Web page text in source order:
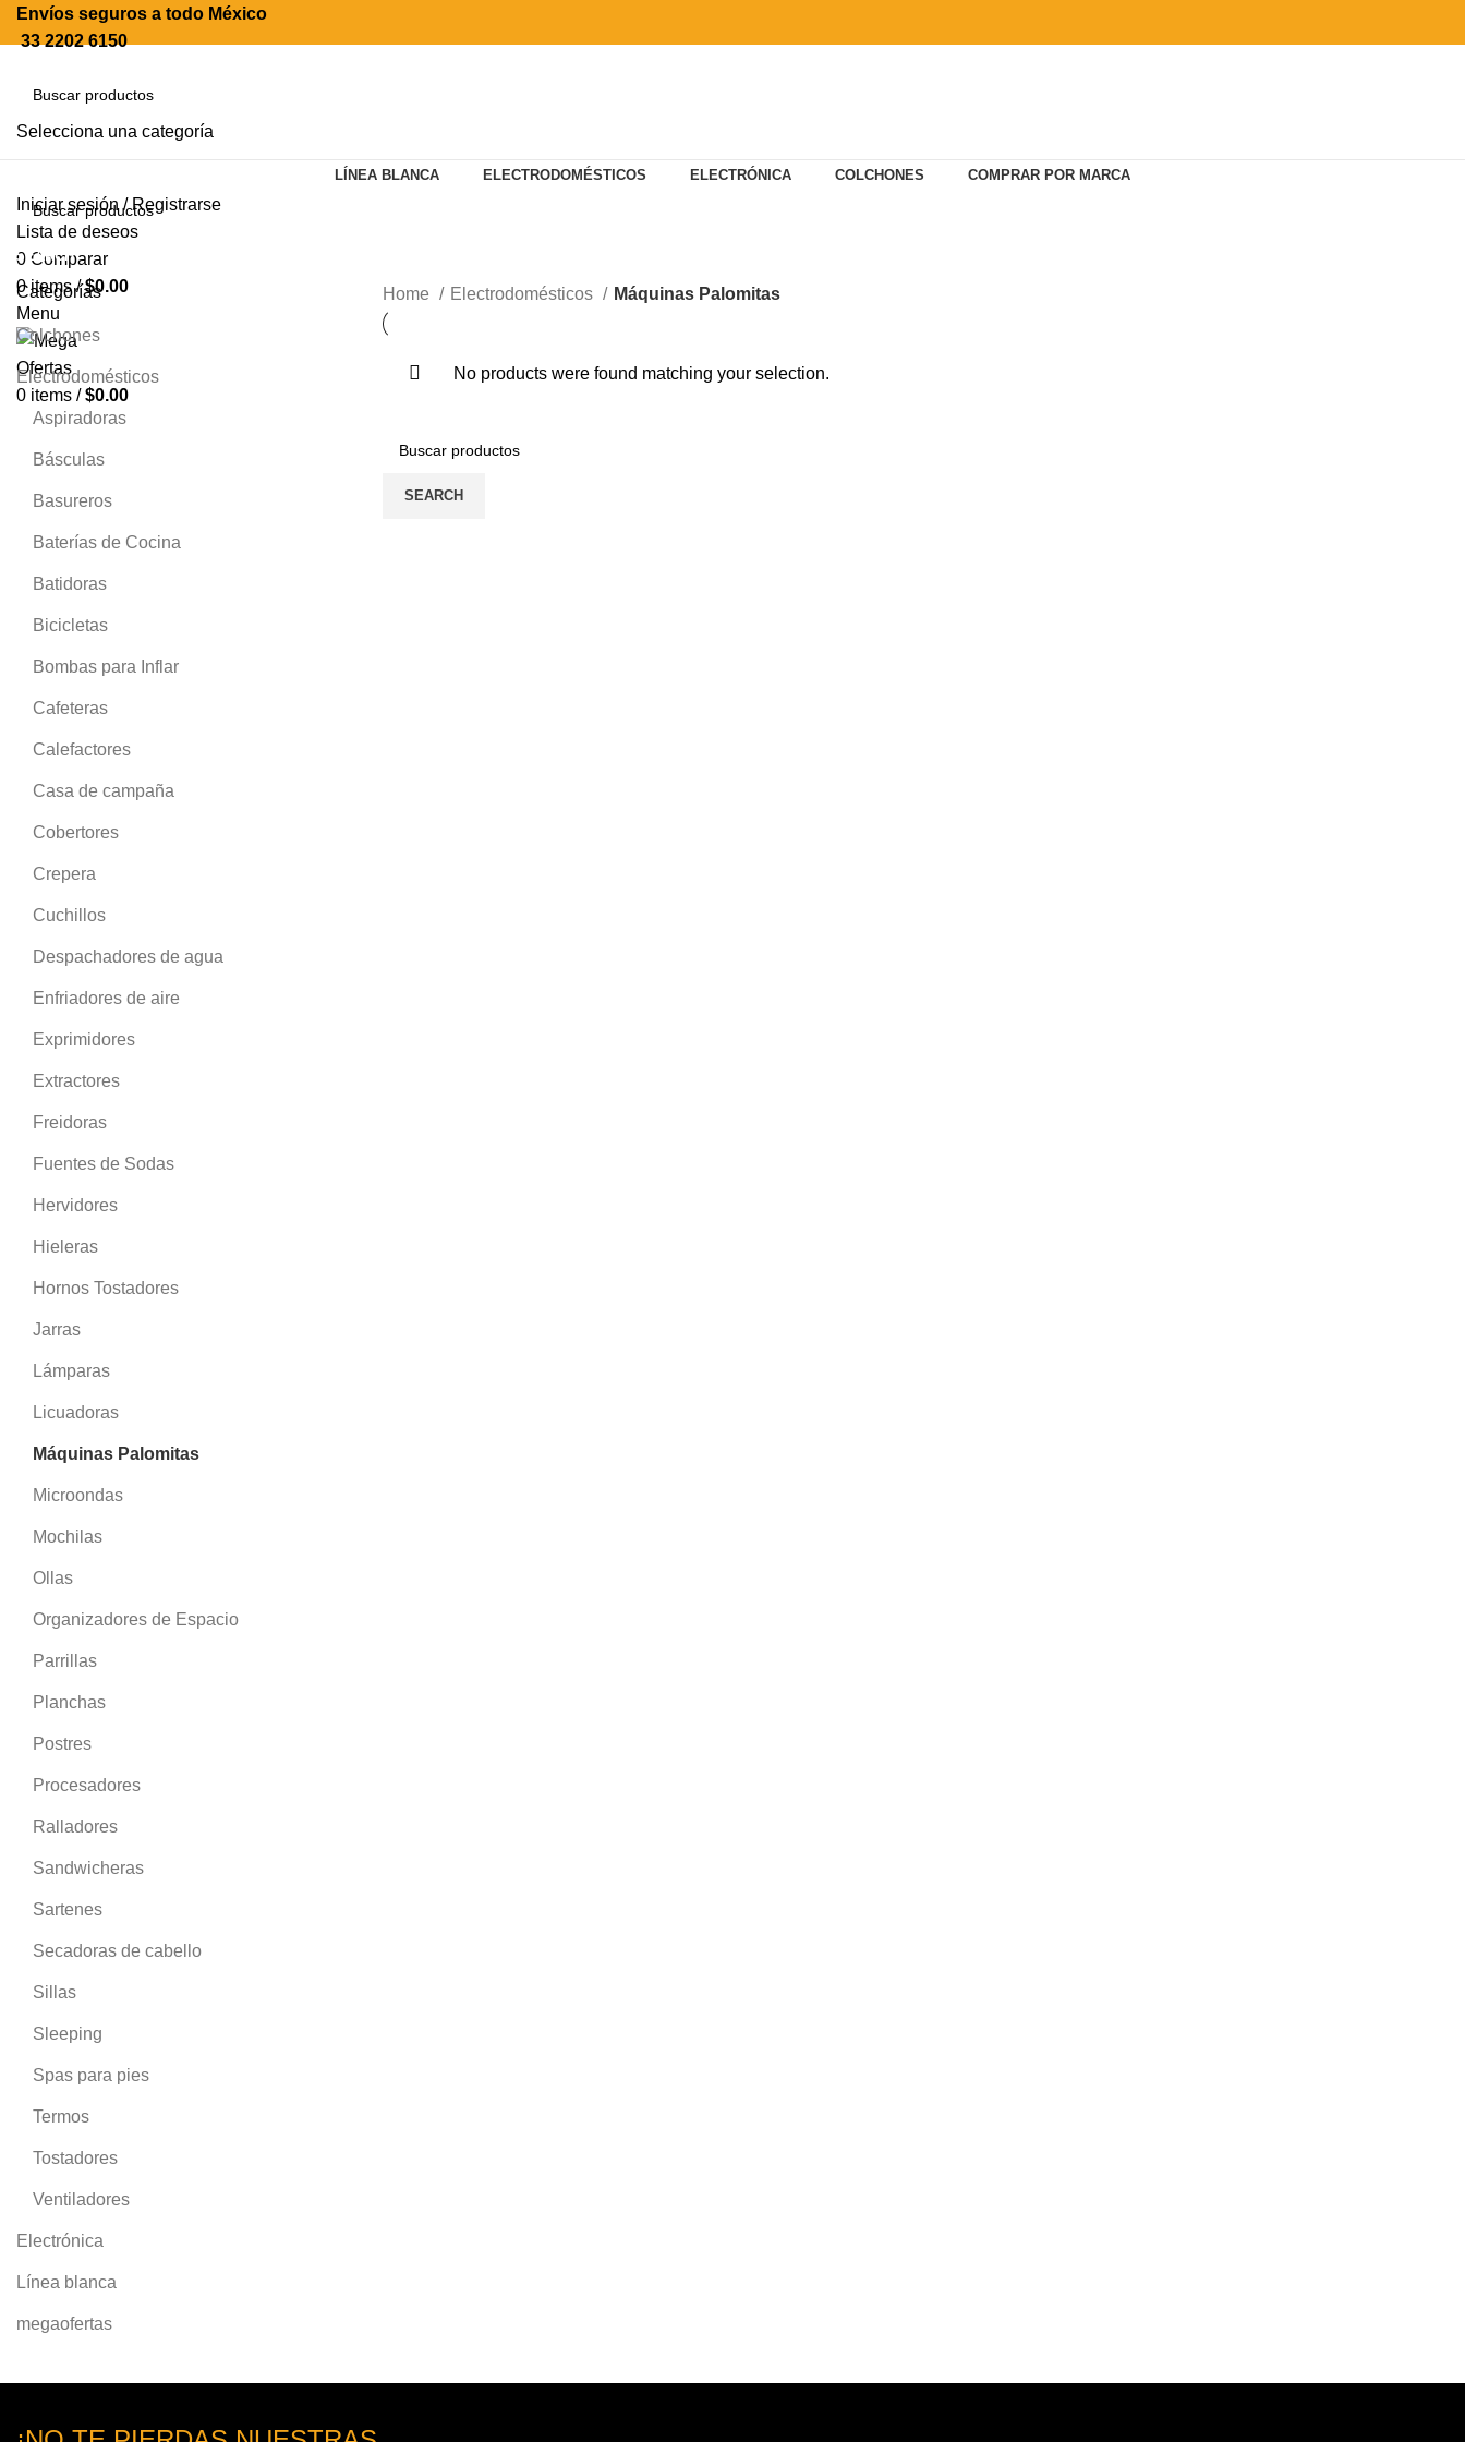
Envíos seguros a todo México
33 2202 6150
Selecciona una categoría
Iniciar sesión / Registrarse
Lista de deseos
0 Comparar
0items / $0.00
Menu
0 items / $0.00
LÍNEA BLANCA ELECTRODOMÉSTICOS ELECTRÓNICA COLCHONES COMPRAR POR MARCA
SEARCH
Categorías
Colchones
Electrodomésticos
Aspiradoras
Básculas
Basureros
Baterías de Cocina
Batidoras
Bicicletas
Bombas para Inflar
Cafeteras
Calefactores
Casa de campaña
Cobertores
Crepera
Cuchillos
Despachadores de agua
Enfriadores de aire
Exprimidores
Extractores
Freidoras
Fuentes de Sodas
Hervidores
Hieleras
Hornos Tostadores
Jarras
Lámparas
Licuadoras
Máquinas Palomitas
Microondas
Mochilas
Ollas
Organizadores de Espacio
Parrillas
Planchas
Postres
Procesadores
Ralladores
Sandwicheras
Sartenes
Secadoras de cabello
Sillas
Sleeping
Spas para pies
Termos
Tostadores
Ventiladores
Electrónica
Línea blanca
megaofertas
Home Electrodomésticos Máquinas Palomitas
No products were found matching your selection.
SEARCH